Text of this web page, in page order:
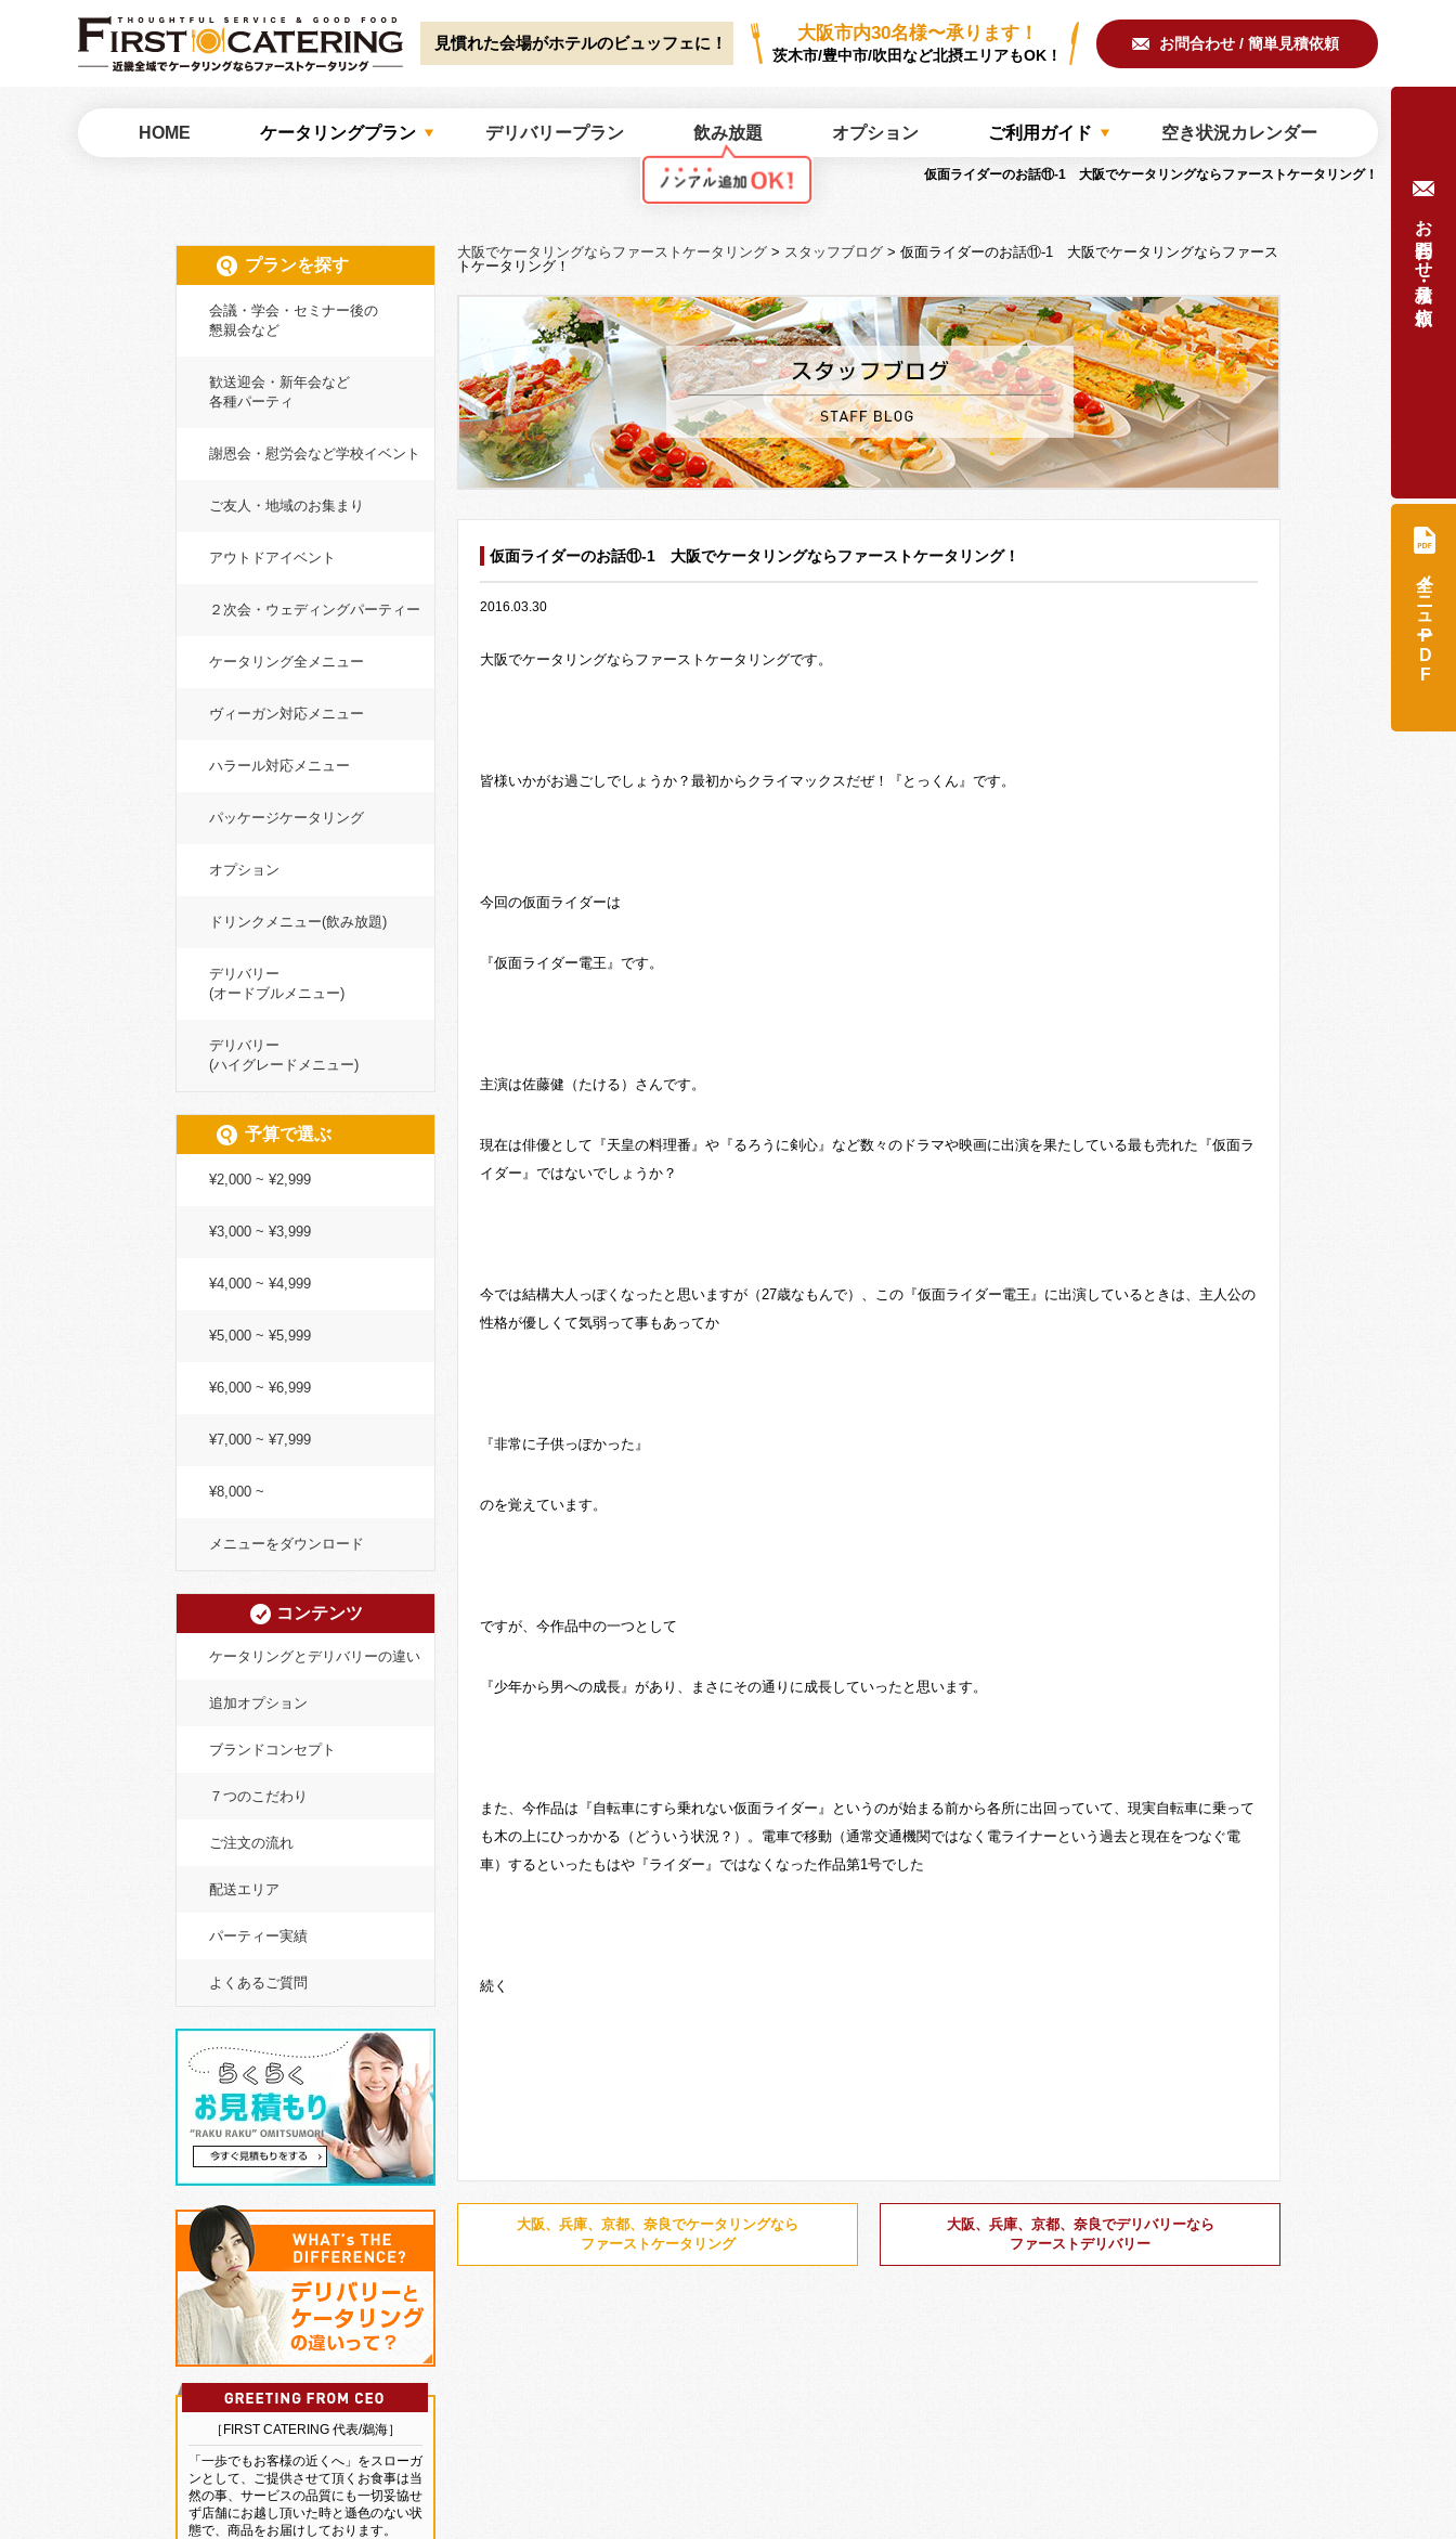
: Undefined array key "HTTP_ACCEPT_LANGUAGE" in /home/catwork/first-catering.jp/public_html/wp2025/wp-content/themes/first-catering/common/meta.phpon line51
仮面ライダーのお話⑪-1 大阪でケータリングならファーストケータリング！
見慣れた会場がホテルのビュッフェに！ 大阪市内30名様〜承ります！
茨木市/豊中市/吹田など北摂エリアもOK！
お問合わせ / 簡単見積依頼
HOME ケータリングプラン デリバリープラン 飲み放題 オプション ご利用ガイド 空き状況カレンダー
大阪でケータリングならファーストケータリング > スタッフブログ > 仮面ライダーのお話⑪-1 大阪でケータリングならファース
トケータリング！
仮面ライダーのお話⑪-1 大阪でケータリングならファーストケータリング！
2016.03.30
大阪でケータリングならファーストケータリングです。
皆様いかがお過ごしでしょうか？最初からクライマックスだぜ！『とっくん』です。
今回の仮面ライダーは
『仮面ライダー電王』です。
主演は佐藤健（たける）さんです。
現在は俳優として『天皇の料理番』や『るろうに剣心』など数々のドラマや映画に出演を果たしている最も売れた『仮面ラ
イダー』ではないでしょうか？
今では結構大人っぽくなったと思いますが（27歳なもんで）、この『仮面ライダー電王』に出演しているときは、主人公の
性格が優しくて気弱って事もあってか
『非常に子供っぽかった』
のを覚えています。
ですが、今作品中の一つとして
『少年から男への成長』があり、まさにその通りに成長していったと思います。
また、今作品は『自転車にすら乗れない仮面ライダー』というのが始まる前から各所に出回っていて、現実自転車に乗って
も木の上にひっかかる（どういう状況？）。電車で移動（通常交通機関ではなく電ライナーという過去と現在をつなぐ電
車）するといったもはや『ライダー』ではなくなった作品第1号でした
続く
大阪、兵庫、京都、奈良でケータリングなら
ファーストケータリング
大阪、兵庫、京都、奈良でデリバリーなら
ファーストデリバリー
プランを探す
会議・学会・セミナー後の
懇親会など
歓送迎会・新年会など
各種パーティ
謝恩会・慰労会など学校イベント
ご友人・地域のお集まり
アウトドアイベント
２次会・ウェディングパーティー
ケータリング全メニュー
ヴィーガン対応メニュー
ハラール対応メニュー
パッケージケータリング
オプション
ドリンクメニュー(飲み放題)
デリバリー
(オードブルメニュー)
デリバリー
(ハイグレードメニュー)
予算で選ぶ
¥2,000 ~ ¥2,999
¥3,000 ~ ¥3,999
¥4,000 ~ ¥4,999
¥5,000 ~ ¥5,999
¥6,000 ~ ¥6,999
¥7,000 ~ ¥7,999
¥8,000 ~
メニューをダウンロード
コンテンツ
ケータリングとデリバリーの違い
追加オプション
ブランドコンセプト
７つのこだわり
ご注文の流れ
配送エリア
パーティー実績
よくあるご質問
［FIRST CATERING 代表/鵜海］
「一歩でもお客様の近くへ」をスローガ
ンとして、ご提供させて頂くお食事は当
然の事、サービスの品質にも一切妥協せ
ず店舗にお越し頂いた時と遜色のない状
態で、商品をお届けしております。
お問合わせ・見積り依頼
全メニュー
PDF